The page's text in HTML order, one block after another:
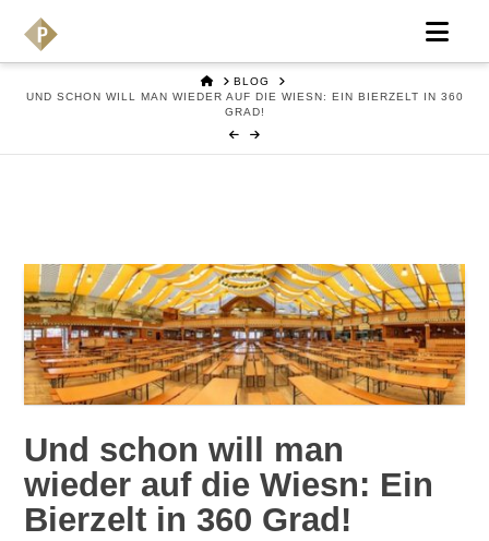
HOMEBLOG
UND SCHON WILL MAN WIEDER AUF DIE WIESN: EIN BIERZELT IN 360
GRAD!
Und schon will man
wieder auf die Wiesn: Ein
Bierzelt in 360 Grad!